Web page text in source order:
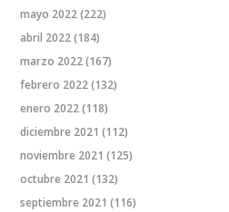
mayo 2022(222)
abril 2022(184)
marzo 2022(167)
febrero 2022(132)
enero 2022(118)
diciembre 2021 (112)
noviembre 2021 (125)
octubre 2021 (132)
septiembre 2021 (116)